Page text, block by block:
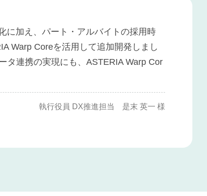
に加え、パート・アルバイトの採用時
Warp Coreを活用して追加開発しまし
タ連携の実現にも、ASTERIA Warp Cor
執行役員 DX推進担当 是末 英一 様